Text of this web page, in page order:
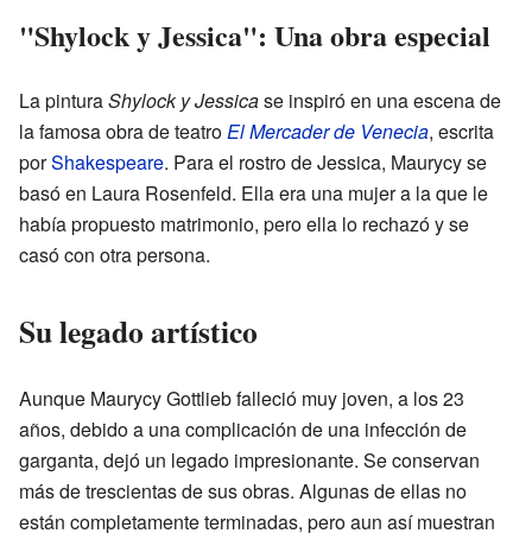
"Shylock y Jessica": Una obra especial
La pinturaShylock y Jessicase inspiró en una escena de
la famosa obra de teatroEl Mercader de Venecia, escrita
porShakespeare. Para el rostro de Jessica, Maurycy se
basó en Laura Rosenfeld. Ella era una mujer a la que le
había propuesto matrimonio, pero ella lo rechazó y se
casó con otra persona.
Su legado artístico
Aunque Maurycy Gottlieb falleció muy joven, a los 23
años, debido a una complicación de una infección de
garganta, dejó un legado impresionante. Se conservan
más de trescientas de sus obras. Algunas de ellas no
están completamente terminadas, pero aun así muestran